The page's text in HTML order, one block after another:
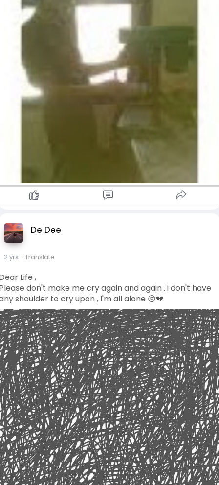
De Dee
2 yrs - Translate
Life ,
don't make me cry again and again . i don't have
shoulder to cry upon , I'm all alone 😢💔